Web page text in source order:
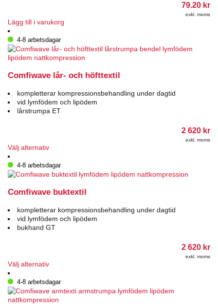
79.20 kr
exkl. moms
Lägg till i varukorg
4-8 arbetsdagar
Comfiwave lår- och höfttextil
kompletterar kompressionsbehandling under dagtid
vid lymfödem och lipödem
lårstrumpa ET
2 620 kr
exkl. moms
Välj alternativDen
produkten
har
varianter.
olika
alternativen
kan
4-8 arbetsdagar
Comfiwave buktextil
kompletterar kompressionsbehandling under dagtid
vid lymfödem och lipödem
bukhand GT
2 620 kr
exkl. moms
Välj alternativDen
produkten
har
flera
4-8 arbetsdagar